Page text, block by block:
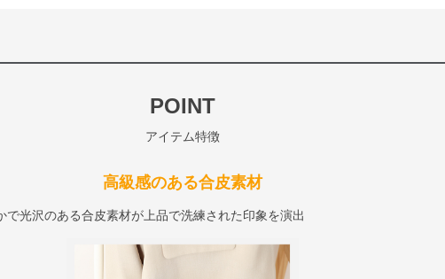
POINT
アイテム特徴
高級感のある合皮素材
で光沢のある合皮素材が上品で洗練された印象を演出